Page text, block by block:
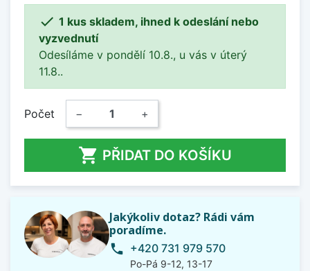
 1 kus skladem, ihned k odeslání nebo
vyzvednutí
Odesíláme v pondělí 10.8., u vás v úterý
11.8..
Počet − +
 PŘIDAT DO KOŠÍKU
Jakýkoliv dotaz? Rádi vám
poradíme.
phone +420 731 979 570
Po-Pá 9-12, 13-17